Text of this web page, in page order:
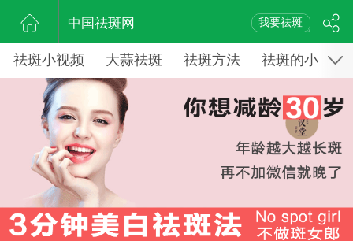
中国祛斑网 我要祛斑
祛斑小视频 大蒜祛斑 祛斑方法 祛斑的小窍门